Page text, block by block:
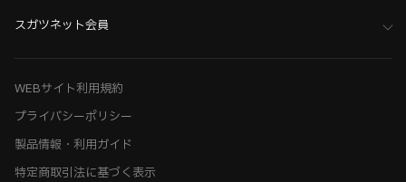
スガツネット会員
WEBサイト利用規約
プライバシーポリシー
製品情報・利用ガイド
特定商取引法に基づく表示